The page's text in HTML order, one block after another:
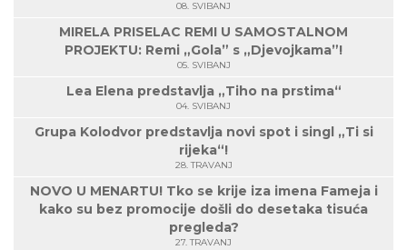
08. SVIBANJ
MIRELA PRISELAC REMI U SAMOSTALNOM
PROJEKTU: Remi „Gola” s „Djevojkama”!
05. SVIBANJ
Lea Elena predstavlja „Tiho na prstima“
04. SVIBANJ
Grupa Kolodvor predstavlja novi spot i singl „Ti si
rijeka“!
28. TRAVANJ
NOVO U MENARTU! Tko se krije iza imena Fameja i
kako su bez promocije došli do desetaka tisuća
pregleda?
27. TRAVANJ